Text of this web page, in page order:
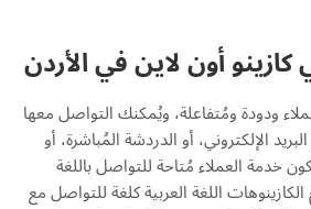
أون لاين في الأردن
ودودة ومُتفاعلة، ويُمكنك التواصل معها
الإلكتروني، أو الدردشة المُباشرة، أو
خدمة العملاء مُتاحة للتواصل باللغة
الكازينوهات اللغة العربية كلغة للتواصل مع